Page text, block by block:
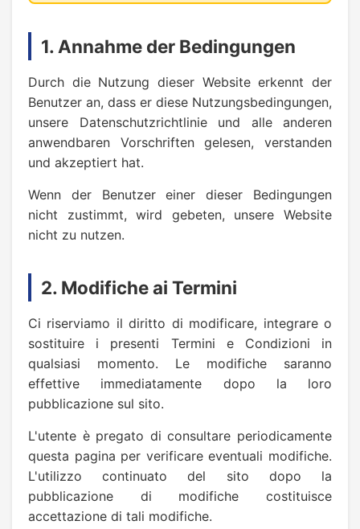
1. Annahme der Bedingungen
Durch die Nutzung dieser Website erkennt der
Benutzer an, dass er diese Nutzungsbedingungen,
unsere Datenschutzrichtlinie und alle anderen
anwendbaren Vorschriften gelesen, verstanden
und akzeptiert hat.
Wenn der Benutzer einer dieser Bedingungen
nicht zustimmt, wird gebeten, unsere Website
nicht zu nutzen.
2. Modifiche ai Termini
Ci riserviamo il diritto di modificare, integrare o
sostituire i presenti Termini e Condizioni in
qualsiasi momento. Le modifiche saranno
effettive immediatamente dopo la loro
pubblicazione sul sito.
L'utente è pregato di consultare periodicamente
questa pagina per verificare eventuali modifiche.
L'utilizzo continuato del sito dopo la
pubblicazione di modifiche costituisce
accettazione di tali modifiche.